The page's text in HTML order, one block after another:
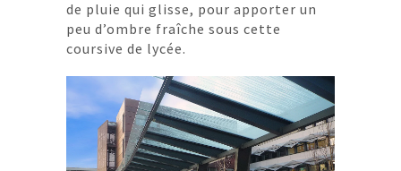
de pluie qui glisse, pour apporter un
peu d’ombre fraîche sous cette
coursive de lycée.